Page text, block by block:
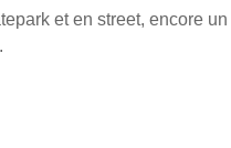
et en street, encore un